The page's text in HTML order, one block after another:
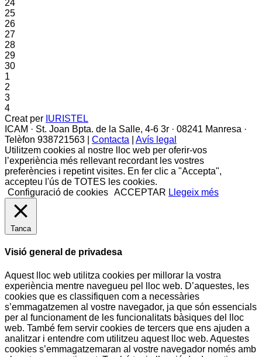
24
25
26
27
28
29
30
1
2
3
4
Creat per IURISTEL
ICAM · St. Joan Bpta. de la Salle, 4-6 3r · 08241 Manresa ·
Telèfon 938721563 | Contacta
Avís legal
Utilitzem cookies al nostre lloc web per oferir-vos
l’experiència més rellevant recordant les vostres
preferències i repetint visites. En fer clic a "Accepta",
accepteu l'ús de TOTES les cookies.
Configuració de cookies ACCEPTAR Llegeix més
Tanca
Visió general de privadesa
Aquest lloc web utilitza cookies per millorar la vostra
experiència mentre navegueu pel lloc web. D’aquestes, les
cookies que es classifiquen com a necessàries
s’emmagatzemen al vostre navegador, ja que són essencials
per al funcionament de les funcionalitats bàsiques del lloc
web. També fem servir cookies de tercers que ens ajuden a
analitzar i entendre com utilitzeu aquest lloc web. Aquestes
cookies s’emmagatzemaran al vostre navegador només amb